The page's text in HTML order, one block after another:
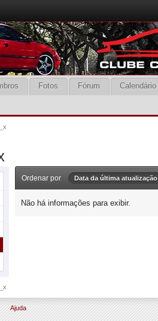
Fotos Fórum Calendário
Ordenar por Data da última atualização
Não há informações para exibir.
Ajuda